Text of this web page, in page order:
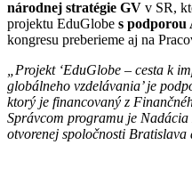
národnej stratégie GV v SR,
projektu EduGlobe s podporou
kongresu preberieme aj na
„Projekt ‘EduGlobe – cesta k
globálneho vzdelávania’ je
ktorý je financovaný z
Správcom programu je
otvorenej spoločnosti